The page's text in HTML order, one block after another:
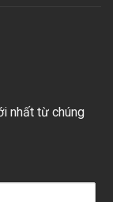
nhất từ chúng